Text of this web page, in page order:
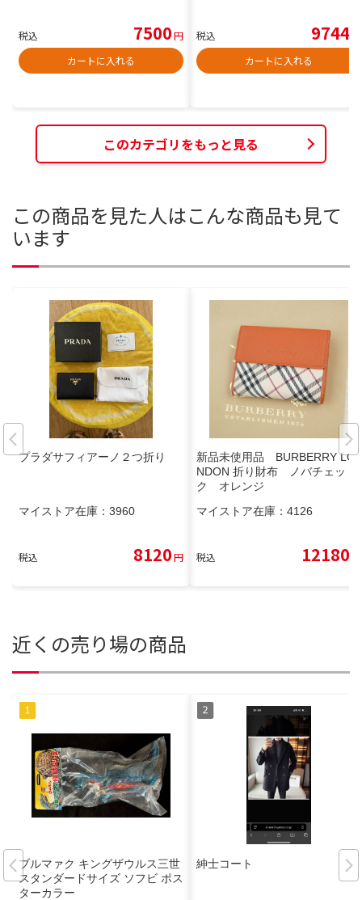
税込 7500円
カートに入れる
税込 9744
カートに入れる
このカテゴリをもっと見る
この商品を見た人はこんな商品も見て
います
プラダサフィアーノ２つ折り
マイストア在庫： 3960
税込 8120円
新品未使用品 BURBERRY LO
NDON 折り財布 ノバチェッ
ク オレンジ
マイストア在庫： 4126
税込 12180
近くの売り場の商品
ブルマァク キングザウルス三世
スタンダードサイズ ソフビ ポス
ターカラー
紳士コート